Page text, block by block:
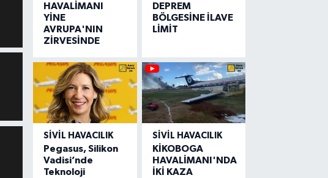
HAVALİMANI
YİNE
AVRUPA'NIN
ZİRVESİNDE
DEPREM
BÖLGESİNE İLAVE
LİMİT
SIVIL HAVACILIK
Pegasus, Silikon
Vadisi’nde
Teknoloji
SIVIL HAVACILIK
KİKOBOGA
HAVALİMANI'NDA
İKİ KAZA